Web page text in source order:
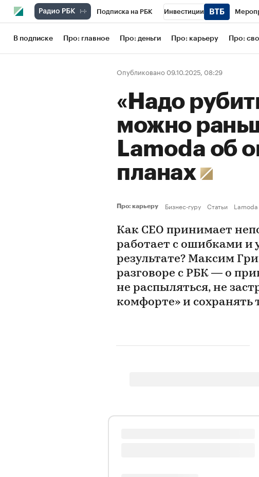
Подписка на РБК Инвестиции
Школа управления РБК РБК Образование
Рынок наличной валюты
В подписке Про: главное Про: деньги Про: карьеру Про:
Опубликовано 09.10.2025, 08:29
«Надо
можно
Lamoda об
планах
Про: карьеру Бизнес-гуру Статьи Lamoda
Как CEO принимает
работает с ошибками и
результате? Максим
разговоре с РБК — о
не распыляться, не
комфорте» и сохранять